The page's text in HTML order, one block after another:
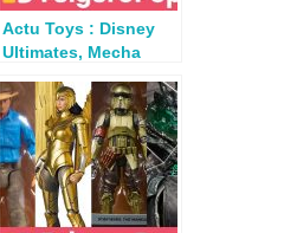
Actu Toys : Disney
Ultimates, Mecha
fuite Hasbro